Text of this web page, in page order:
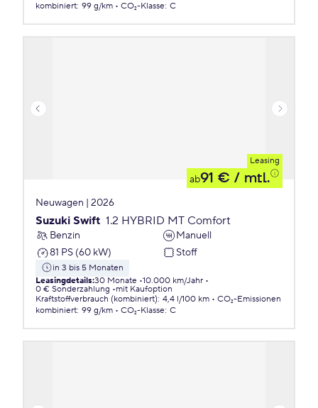
kombiniert: 99 g/km CO₂-Klasse: C
Leasing
ab91 € / mtl.
Neuwagen | 2026
Suzuki Swift 1.2 HYBRID MT Comfort
Benzin
Manuell
81 PS (60 kW)
Stoff
in 3 bis 5 Monaten
Leasingdetails:30 Monate 10.000 km/Jahr
0 € Sonderzahlung
mit Kaufoption
Kraftstoffverbrauch (kombiniert): 4,4 l/100 km
CO₂-Emissionen
kombiniert: 99 g/km CO₂-Klasse: C